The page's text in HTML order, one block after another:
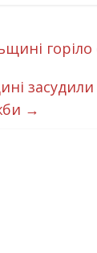
горіло
засудили
→